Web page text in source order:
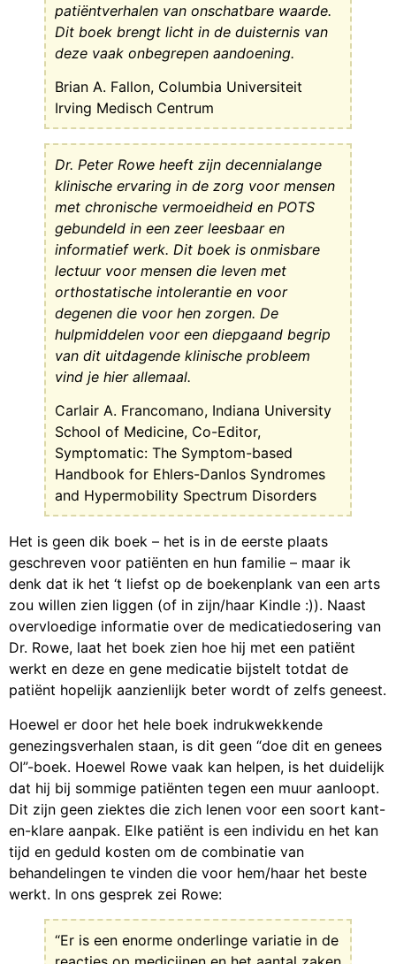
patiëntverhalen van onschatbare waarde.
Dit boek brengt licht in de duisternis van
deze vaak onbegrepen aandoening.
Brian A. Fallon, Columbia Universiteit
Irving Medisch Centrum
Dr. Peter Rowe heeft zijn decennialange
klinische ervaring in de zorg voor mensen
met chronische vermoeidheid en POTS
gebundeld in een zeer leesbaar en
informatief werk. Dit boek is onmisbare
lectuur voor mensen die leven met
orthostatische intolerantie en voor
degenen die voor hen zorgen. De
hulpmiddelen voor een diepgaand begrip
van dit uitdagende klinische probleem
vind je hier allemaal.
Carlair A. Francomano, Indiana University
School of Medicine, Co-Editor,
Symptomatic: The Symptom-based
Handbook for Ehlers-Danlos Syndromes
and Hypermobility Spectrum Disorders
Het is geen dik boek – het is in de eerste plaats
geschreven voor patiënten en hun familie – maar ik
denk dat ik het ‘t liefst op de boekenplank van een arts
zou willen zien liggen (of in zijn/haar Kindle :)). Naast
overvloedige informatie over de medicatiedosering van
Dr. Rowe, laat het boek zien hoe hij met een patiënt
werkt en deze en gene medicatie bijstelt totdat de
patiënt hopelijk aanzienlijk beter wordt of zelfs geneest.
Hoewel er door het hele boek indrukwekkende
genezingsverhalen staan, is dit geen “doe dit en genees
OI”-boek. Hoewel Rowe vaak kan helpen, is het duidelijk
dat hij bij sommige patiënten tegen een muur aanloopt.
Dit zijn geen ziektes die zich lenen voor een soort kant-
en-klare aanpak. Elke patiënt is een individu en het kan
tijd en geduld kosten om de combinatie van
behandelingen te vinden die voor hem/haar het beste
werkt. In ons gesprek zei Rowe:
“Er is een enorme onderlinge variatie in de